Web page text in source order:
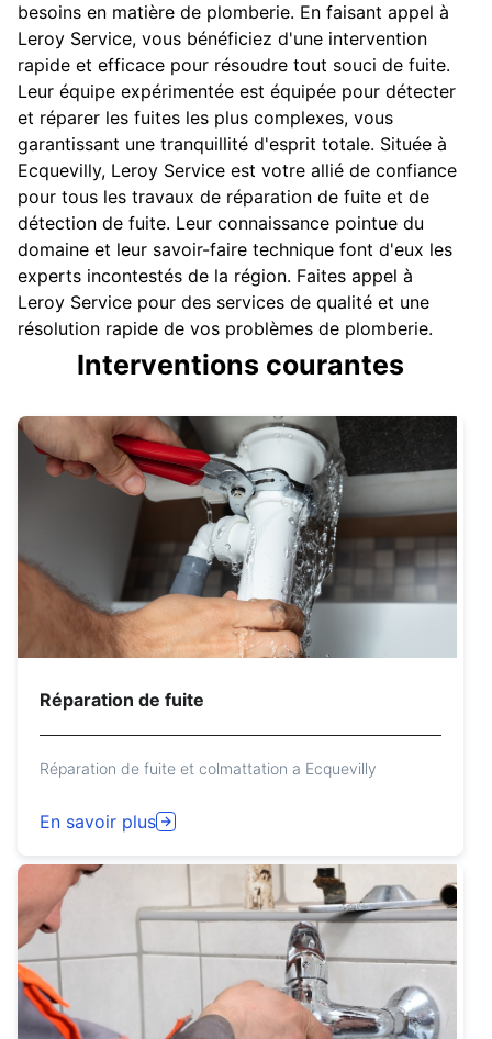
besoins en matière de plomberie. En faisant appel à
Leroy Service, vous bénéficiez d'une intervention
rapide et efficace pour résoudre tout souci de fuite.
Leur équipe expérimentée est équipée pour détecter
et réparer les fuites les plus complexes, vous
garantissant une tranquillité d'esprit totale. Située à
Ecquevilly, Leroy Service est votre allié de confiance
pour tous les travaux de réparation de fuite et de
détection de fuite. Leur connaissance pointue du
domaine et leur savoir-faire technique font d'eux les
experts incontestés de la région. Faites appel à
Leroy Service pour des services de qualité et une
résolution rapide de vos problèmes de plomberie.
Interventions courantes
Réparation de fuite
Réparation de fuite et colmattation a Ecquevilly
En savoir plus